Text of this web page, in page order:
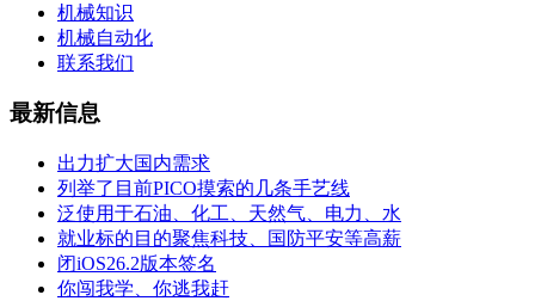
机械知识
机械自动化
联系我们
最新信息
出力扩大国内需求
列举了目前PICO摸索的几条手艺线
泛使用于石油、化工、天然气、电力、水
就业标的目的聚焦科技、国防平安等高薪
闭iOS26.2版本签名
你闯我学、你逃我赶